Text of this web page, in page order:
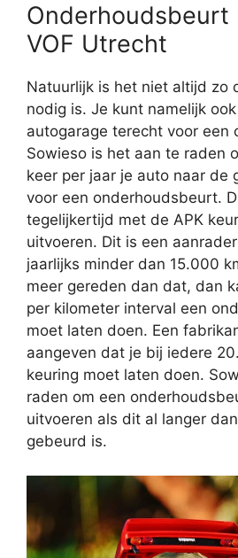
Onderhoudsbeurt
VOF Utrecht
Natuurlijk is het niet altijd zo
nodig is. Je kunt namelijk
autogarage terecht voor een
Sowieso is het aan te raden
keer per jaar je auto naar de
voor een onderhoudsbeurt.
tegelijkertijd met de APK
uitvoeren. Dit is een
jaarlijks minder dan 15.000
meer gereden dan dat, dan
per kilometer interval een
moet laten doen. Een
aangeven dat je bij iedere
keuring moet laten doen.
raden om een
uitvoeren als dit al langer
gebeurd is.